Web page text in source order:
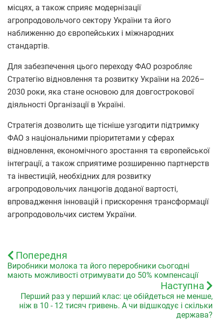
місцях, а також сприяє модернізації
агропродовольчого сектору України та його
наближенню до європейських і міжнародних
стандартів.
Для забезпечення цього переходу ФАО розробляє
Стратегію відновлення та розвитку України на 2026–
2030 роки, яка стане основою для довгострокової
діяльності Організації в Україні.
Стратегія дозволить ще тісніше узгодити підтримку
ФАО з національними пріоритетами у сферах
відновлення, економічного зростання та європейської
інтеграції, а також сприятиме розширенню партнерств
та інвестицій, необхідних для розвитку
агропродовольчих ланцюгів доданої вартості,
впровадження інновацій і прискорення трансформації
агропродовольчих систем України.
Попередня
Виробники молока та його переробники сьогодні
мають можливості отримувати до 50% компенсації
Наступна
Перший раз у перший клас: це обійдеться не менше,
ніж в 10 - 12 тисяч гривень. А чи відшкодує і скільки
держава?